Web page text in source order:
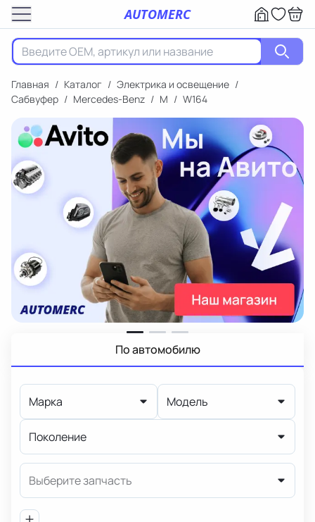
AUTOMERC
Главная / Каталог / Электрика и освещение /
Сабвуфер / Mercedes-Benz / M / W164
По автомобилю
Марка Модель
Поколение
Выберите запчасть